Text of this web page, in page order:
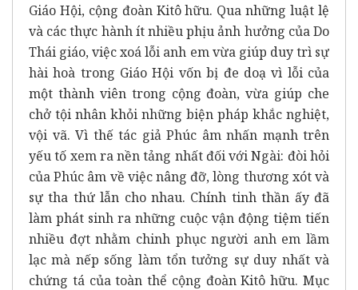
Giáo Hội, cộng đoàn Kitô hữu. Qua những luật lệ
và các thực hành ít nhiều phịu ảnh hưởng của Do
Thái giáo, việc xoá lỗi anh em vừa giúp duy trì sự
hài hoà trong Giáo Hội vốn bị đe doạ vì lỗi của
một thành viên trong cộng đoàn, vừa giúp che
chở tội nhân khỏi những biện pháp khắc nghiệt,
vội vã. Vì thế tác giả Phúc âm nhấn mạnh trên
yếu tố xem ra nền tảng nhất đối với Ngài: đòi hỏi
của Phúc âm về việc nâng đỡ, lòng thương xót và
sự tha thứ lẫn cho nhau. Chính tinh thần ấy đã
làm phát sinh ra những cuộc vận động tiệm tiến
nhiều đợt nhằm chinh phục người anh em lầm
lạc mà nếp sống làm tổn tưởng sự duy nhất và
chứng tá của toàn thể cộng đoàn Kitô hữu. Mục